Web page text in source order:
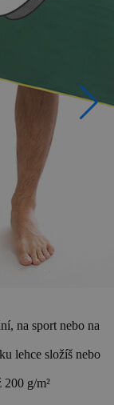
na sport nebo na
lehce složíš nebo
200 g/m²